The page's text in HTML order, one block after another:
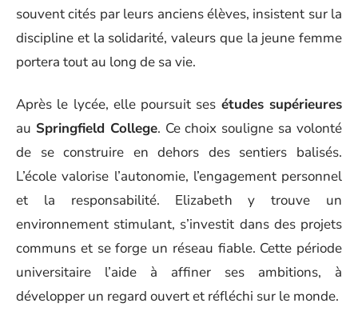
souvent cités par leurs anciens élèves, insistent sur la
discipline et la solidarité, valeurs que la jeune femme
portera tout au long de sa vie.
Après le lycée, elle poursuit ses études supérieures
au Springfield College. Ce choix souligne sa volonté
de se construire en dehors des sentiers balisés.
L’école valorise l’autonomie, l’engagement personnel
et la responsabilité. Elizabeth y trouve un
environnement stimulant, s’investit dans des projets
communs et se forge un réseau fiable. Cette période
universitaire l’aide à affiner ses ambitions, à
développer un regard ouvert et réfléchi sur le monde.